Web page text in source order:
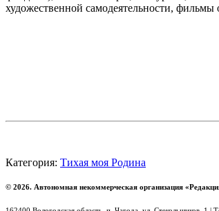
художественной самодеятельности,
Категория: Тихая моя Родина
© 2026. Автономная некоммерческая организация